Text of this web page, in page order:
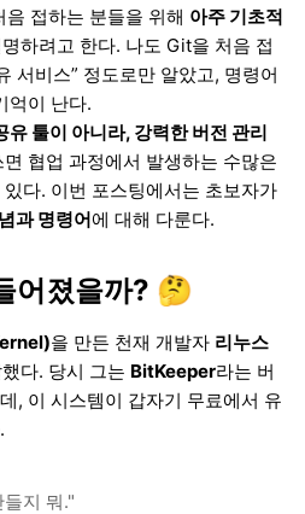
접하는 분들을 위해 아주 기초적
하려고 한다. 나도 Git을 처음 접
서비스” 정도로만 알았고, 명령어
억이 난다.
툴이 아니라, 강력한 버전 관리
협업 과정에서 발생하는 수많은
다. 이번 포스팅에서는 초보자가
과 명령어에 대해 다룬다.
어졌을까? 🤔
을 만든 천재 개발자 리누스
다. 당시 그는 BitKeeper라는 버
, 이 시스템이 갑자기 무료에서 유
지 뭐."